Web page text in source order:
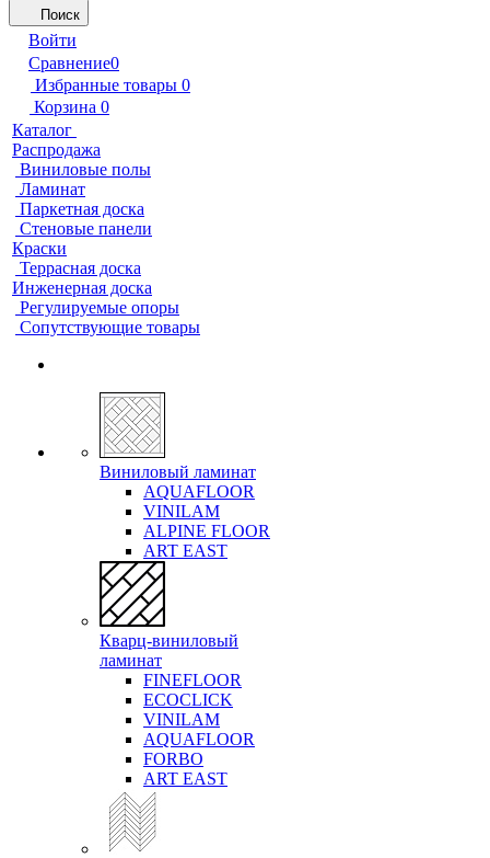
Поиск
Войти
Сравнение0
Избранные товары 0
Корзина 0
Каталог
Распродажа
Виниловые полы
Ламинат
Паркетная доска
Стеновые панели
Краски
Террасная доска
Инженерная доска
Регулируемые опоры
Сопутствующие товары
Виниловый ламинат
AQUAFLOOR
VINILAM
ALPINE FLOOR
ART EAST
Кварц-виниловый
ламинат
FINEFLOOR
ECOCLICK
VINILAM
AQUAFLOOR
FORBO
ART EAST